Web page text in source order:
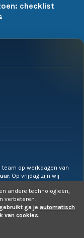
checklist
op werkdagen van
. Op vrijdag zijn wij
andere technologieën,
verbeteren.
ga je automatisch
van cookies.